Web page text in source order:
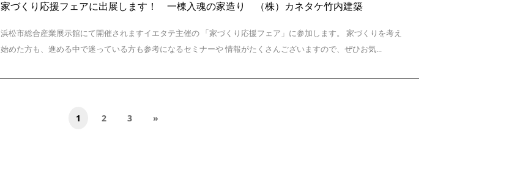
家づくり応援フェアに出展します！ 一棟入魂の家造り （株）カネタケ竹内建築
浜松市総合産業展示館にて開催されますイエタテ主催の 「家づくり応援フェア」に参加します。 家づくりを考え
始めた方も、進める中で迷っている方も参考になるセミナーや 情報がたくさんございますので、ぜひお気...
1 2 3 »